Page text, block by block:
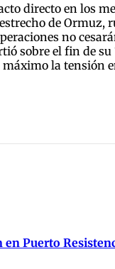
directo en los
de
no
sobre el fin de su
máximo la
Puerto